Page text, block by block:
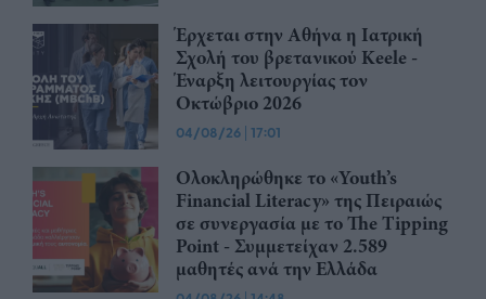
Έρχεται στην Αθήνα η Ιατρική
Σχολή του βρετανικού Keele -
Έναρξη λειτουργίας τον
Οκτώβριο 2026
04/08/26 | 17:01
Ολοκληρώθηκε το «Youth’s
Financial Literacy» της Πειραιώς
σε συνεργασία με το The Tipping
Point - Συμμετείχαν 2.589
μαθητές ανά την Ελλάδα